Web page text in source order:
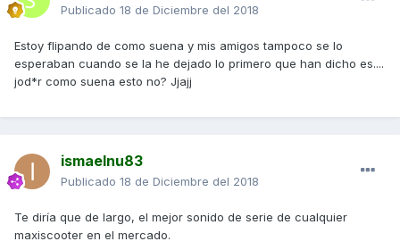
Publicado 18 de Diciembre del 2018
Estoy flipando de como suena y mis amigos tampoco se lo
esperaban cuando se la he dejado lo primero que han dicho es....
jod*r como suena esto no? Jjajj
ismaelnu83
Publicado 18 de Diciembre del 2018
Te diría que de largo, el mejor sonido de serie de cualquier
maxiscooter en el mercado.